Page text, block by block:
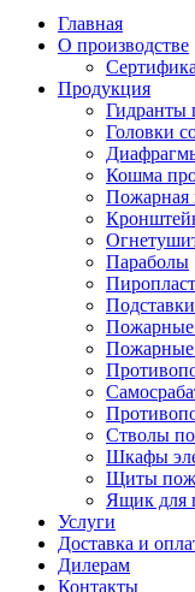
Главная
О производстве
Продукция
Гидранты
Головки
Кошма
Пожарная
Параболы
Пожарные
Стволы
Шкафы
Щиты
Ящик для
Услуги
Доставка и
Дилерам
Контакты